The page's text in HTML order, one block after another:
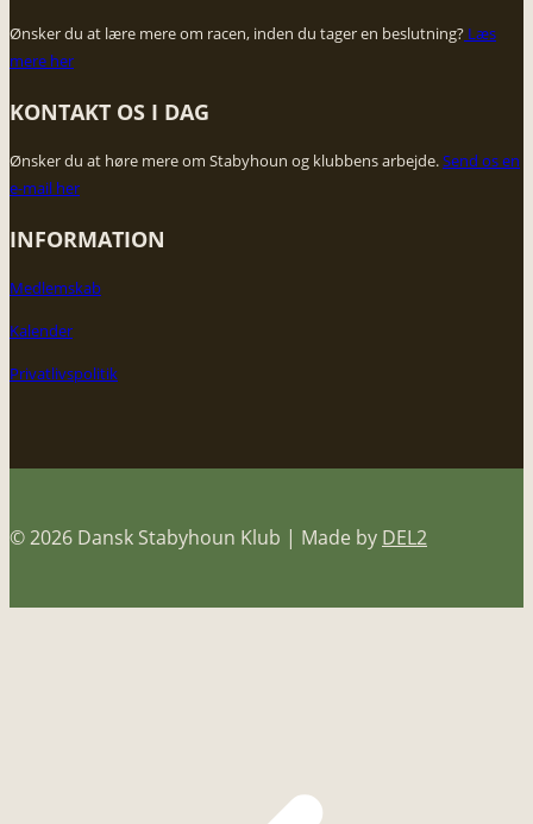
Ønsker du at lære mere om racen, inden du tager en beslutning? ​Læs
mere her
KONTAKT OS I DAG​
Ønsker du at høre mere om Stabyhoun og klubbens arbejde. ​Send os en
e-mail her
INFORMATION
Medlemskab
Kalender
Privatlivspolitik
© 2026 Dansk Stabyhoun Klub | Made by DEL2